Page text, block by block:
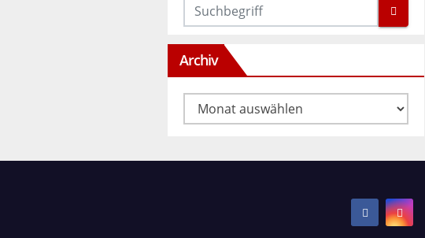
Archiv
Archiv